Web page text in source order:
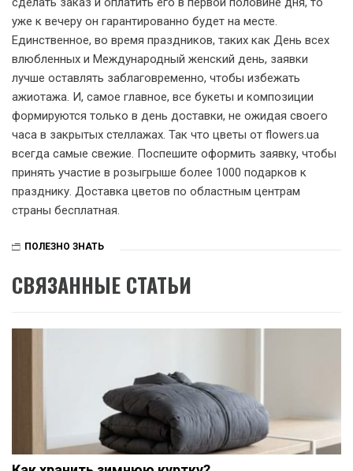
уже к вечеру он гарантированно будет на месте.
Единственное, во время праздников, таких как День всех
влюбленных и Международный женский день, заявки
лучше оставлять заблаговременно, чтобы избежать
ажиотажа. И, самое главное, все букеты и композиции
формируются только в день доставки, не ожидая своего
часа в закрытых стеллажах. Так что цветы от flowers.ua
всегда самые свежие. Поспешите оформить заявку, чтобы
принять участие в розыгрыше более 1000 подарков к
празднику. Доставка цветов по областным центрам
страны бесплатная.
ПОЛЕЗНО ЗНАТЬ
СВЯЗАННЫЕ СТАТЬИ